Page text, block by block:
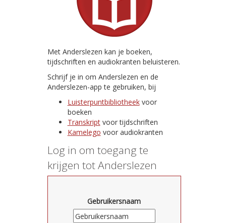
Met Anderslezen kan je boeken,
tijdschriften en audiokranten beluisteren.
Schrijf je in om Anderslezen en de
Anderslezen-app te gebruiken, bij
Luisterpuntbibliotheekvoor
boeken
Transkriptvoor tijdschriften
Kamelego voor audiokranten
Log in om toegang te
krijgen tot Anderslezen
Gebruikersnaam